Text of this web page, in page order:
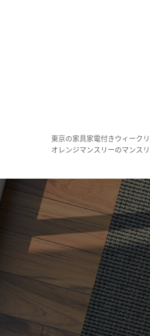
東京の家具家電付きウィーク
オレンジマンスリーのマンス